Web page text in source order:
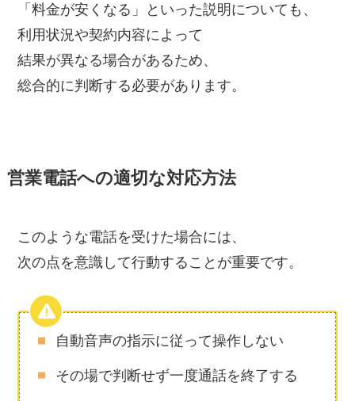
「料金が安くなる」といった説明についても、
利用状況や契約内容によって
結果が異なる場合があるため、
総合的に判断する必要があります。
営業電話への適切な対応方法
このような電話を受けた場合には、
次の点を意識して行動することが重要です。
自動音声の指示に従って操作しない
その場で判断せず一度通話を終了する